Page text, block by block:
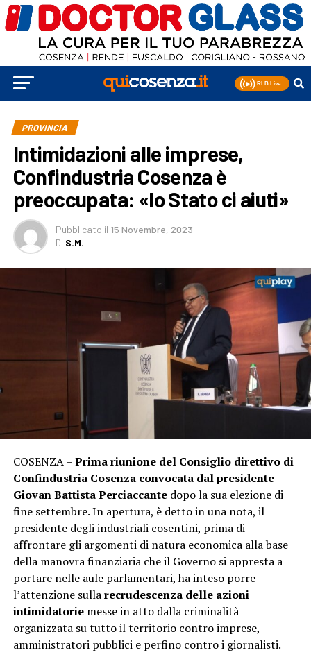
PROVINCIA
Intimidazioni alle imprese,
Confindustria Cosenza è
preoccupata: «lo Stato ci aiuti»
Pubblicato il 15 Novembre, 2023
Di S.M.
COSENZA –Prima riunione del Consiglio direttivo di
Confindustria Cosenza convocata dal presidente
Giovan Battista Perciaccantedopo la sua elezione di
fine settembre. In apertura, è detto in una nota, il
presidente degli industriali cosentini, prima di
affrontare gli argomenti di natura economica alla base
della manovra finanziaria che il Governo si appresta a
portare nelle aule parlamentari, ha inteso porre
l’attenzione sullarecrudescenza delle azioni
intimidatoriemesse in atto dalla criminalità
organizzata su tutto il territorio contro imprese,
amministratori pubblici e perfino contro i giornalisti.